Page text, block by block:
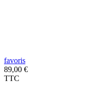
favoris
89,00 €
TTC